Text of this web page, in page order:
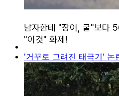
'거꾸로 그려진 태극기' 논